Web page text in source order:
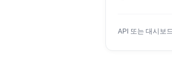
API 또는 대시보